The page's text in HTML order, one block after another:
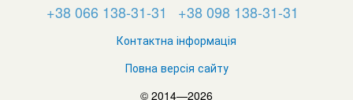
+38 066 138-31-31 +38 098 138-31-31
Контактна інформація
Повна версія сайту
© 2014—2026